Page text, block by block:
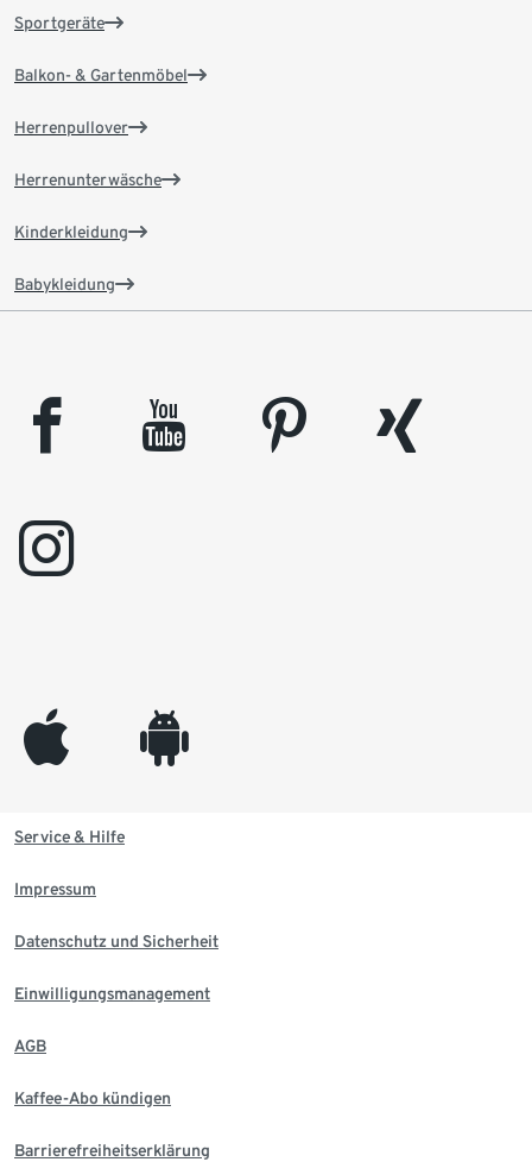
Sportgeräte
Balkon- & Gartenmöbel
Herrenpullover
Herrenunterwäsche
Kinderkleidung
Babykleidung
facebook youtube pinterest
xing
instagram
appleinc android
Service & Hilfe
Impressum
Datenschutz und Sicherheit
Einwilligungsmanagement
AGB
Kaffee-Abo kündigen
Barrierefreiheitserklärung